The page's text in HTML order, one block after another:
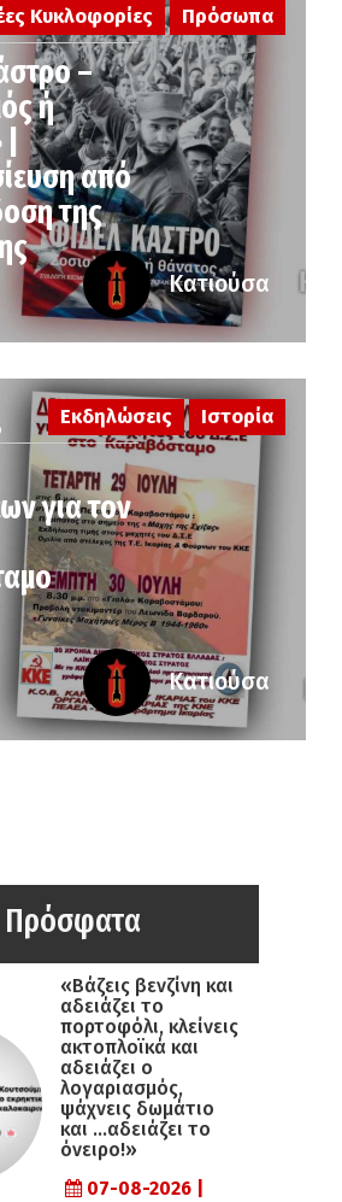
–
ή
από
της
Κυκλοφορίες Πρόσωπα
Κατιούσα
για τον
Εκδηλώσεις Ιστορία
Κατιούσα
Πρόσφατα
«Βάζεις βενζίνη και
αδειάζει το
πορτοφόλι, κλείνεις
ακτοπλοϊκά και
αδειάζει ο
λογαριασμός,
ψάχνεις δωμάτιο
και …αδειάζει το
όνειρο!»
07-08-2026 |